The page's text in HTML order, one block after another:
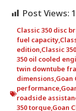
Post Views:
Classic 350 disc
fuel capacity,
edition,Classic
350 oil cooled
twin downtube
dimensions,Goan
performance,
roadside
350 torque,Goan